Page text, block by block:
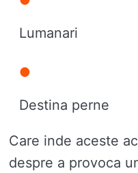
Lumanari
Destina perne
Care inde aceste
despre a provoca